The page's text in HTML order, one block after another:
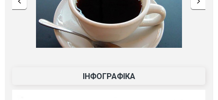
ІНФОГРАФІКА